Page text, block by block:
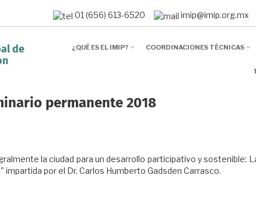
01 (656) 613-6520
de
¿QUÉ ES EL IMIP? COORDINACIONES TÉCNICAS
permanente 2018
la ciudad para un desarrollo participativo y sostenible:
por el Dr. Carlos Humberto Gadsden Carrasco.